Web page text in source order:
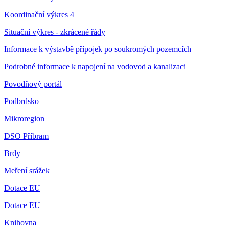
Koordinační výkres 4
Situační výkres - zkrácené řády
Informace k výstavbě přípojek po soukromých pozemcích
Podrobné informace k napojení na vodovod a kanalizaci
Povodňový portál
Podbrdsko
Mikroregion
DSO Příbram
Brdy
Meření srážek
Dotace EU
Dotace EU
Knihovna